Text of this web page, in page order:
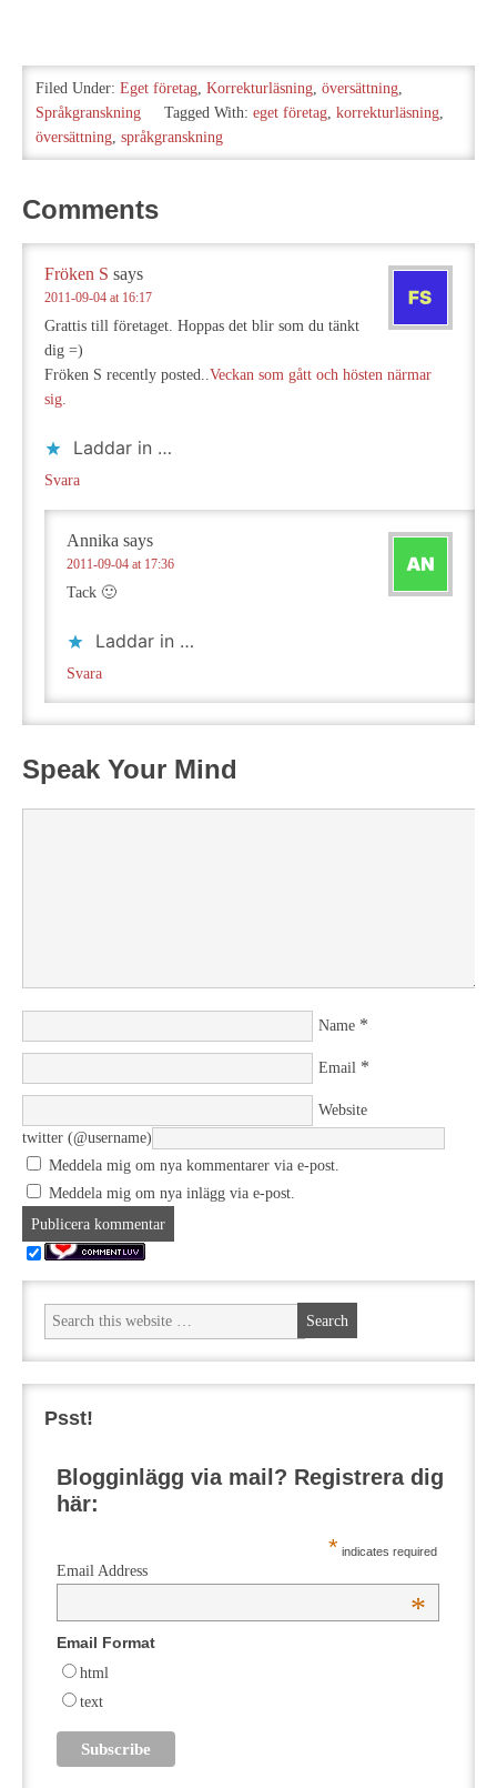
Filed Under: Eget företag, Korrekturläsning, översättning,
Språkgranskning
Tagged With: eget företag, korrekturläsning,
översättning, språkgranskning
Comments
Fröken S says
2011-09-04 at 16:17
Grattis till företaget. Hoppas det blir som du tänkt
dig =)
Fröken S recently posted..Veckan som gått och hösten närmar
sig.
Laddar in …
Svara
Annika says
2011-09-04 at 17:36
Tack 🙂
Laddar in …
Svara
Speak Your Mind
Name *
Email *
Website
twitter (@username)
Meddela mig om nya kommentarer via e-post.
Meddela mig om nya inlägg via e-post.
Psst!
Blogginlägg via mail? Registrera dig
här:
* indicates required
Email Address
*
Email Format
html
text